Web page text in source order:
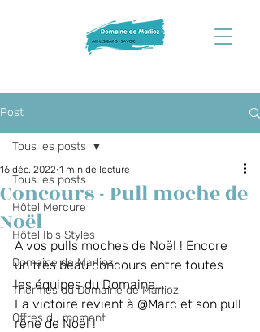
Post
Tous les posts
Hôtel Mercure
Hôtel Ibis Styles
Domaine de Marlioz
Thermes du Domaine de Marlioz
Offres du moment
Tous les posts
Concours - Pull moche de
Noël
16 déc. 2022 1 min de lecture
A vos pulls moches de Noël ! Encore
un très beau concours entre toutes
les équipes du Domaine...
La victoire revient à @Marc et son pull
rêne de Noël !